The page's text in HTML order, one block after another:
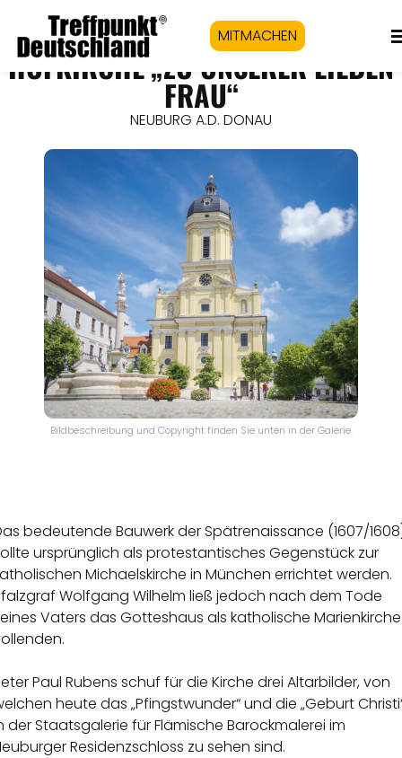
MITMACHEN
HOFKIRCHE „ZU UNSERER LIEBEN
FRAU“
NEUBURG A.D. DONAU
Bildbeschreibung und Copyright finden Sie unten in der Galerie.
bedeutende Bauwerk der Spätrenaissance (1607/
ursprünglich als protestantisches Gegenstück zur
Michaelskirche in München errichtet werden.
Wolfgang Wilhelm ließ jedoch nach dem Tode
Vaters das Gotteshaus als katholische Marienkirche
Paul Rubens schuf für die Kirche drei Altarbilder, von
heute das „Pfingstwunder“ und die „Geburt
der Staatsgalerie für Flämische Barockmalerei im
Residenzschloss zu sehen sind.